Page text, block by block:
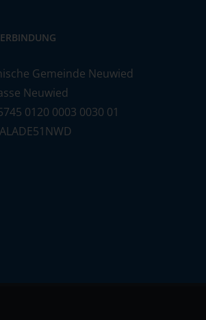
Gemeinde Neuwied
Neuwied
0120 0003 0030 01